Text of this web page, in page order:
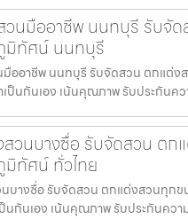
นมืออาชีพ นนทบุรี รับจั
มิทัศน์ นนทบุรี
ออาชีพ นนทบุรี รับจัดสวน ตกแต่ง
ป็นกันเอง เน้นคุณภาพ รับประกันค
วนบางซื่อ รับจัดสวน ตก
ทัศน์ ทั่วไทย
บางซื่อ รับจัดสวน ตกแต่งสวนทุก
ป็นกันเอง เน้นคุณภาพ รับประกันคว